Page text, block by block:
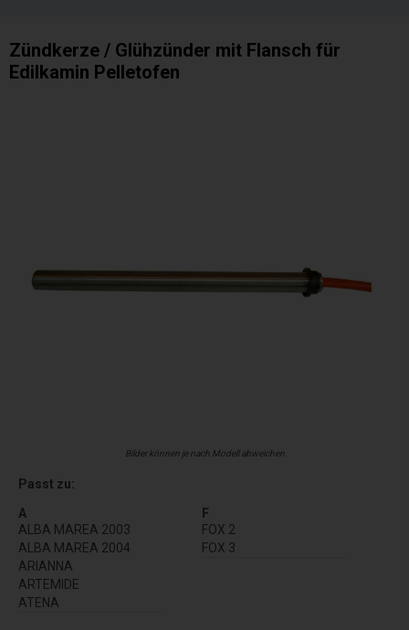
Zündkerze / Glühzünder mit Flansch für
Edilkamin Pelletofen
Bilder können je nach Modell abweichen
Passt zu:
A
ALBA MAREA 2003
ALBA MAREA 2004
ARIANNA
ARTEMIDE
ATENA
F
FOX 2
FOX 3